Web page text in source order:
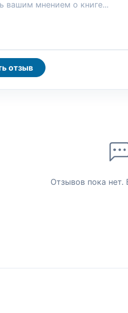
Отправить отзыв
Отзывов пока нет.